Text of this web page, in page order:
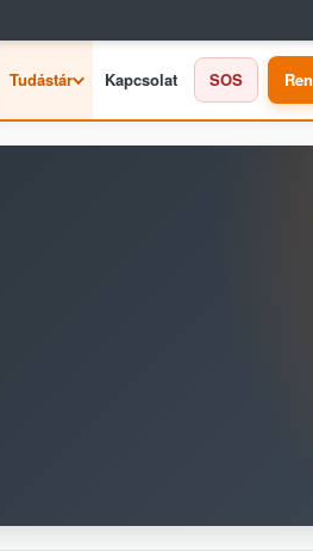
Tudástár Kapcsolat SOS